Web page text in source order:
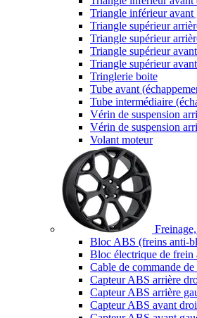
Triangle inférieur avant
Triangle supérieur
Triangle supérieur
Triangle supérieur
Triangle supérieur
Tringlerie boite
Tube avant
Tube intermédiaire
Vérin de suspension
Vérin de suspension
Volant moteur
Bloc ABS (freins anti-
Bloc électrique de frein
Cable de commande
Capteur ABS arrière
Capteur ABS arrière
Capteur ABS avant